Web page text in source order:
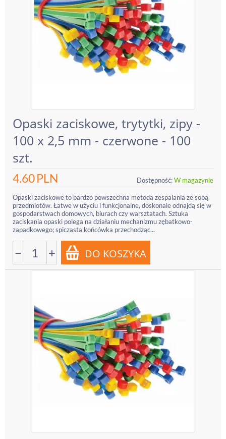
Opaski zaciskowe, trytytki, zipy -
100 x 2,5 mm - czerwone - 100
szt.
4.60PLN Dostępność:W magazynie
Opaski zaciskowe to bardzo powszechna metoda zespalania ze sobą
przedmiotów. Łatwe w użyciu i funkcjonalne, doskonale odnajdą się w
gospodarstwach domowych, biurach czy warsztatach. Sztuka
zaciskania opaski polega na działaniu mechanizmu zębatkowo-
zapadkowego; spiczasta końcówka przechodząc...
− +